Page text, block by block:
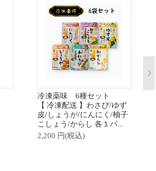
冷凍薬味 6種セット
【 冷凍配送 】わさび/ゆず
皮/しょうが/にんにく/柚子
こしょう/からし 各１パ...
2,200 円(税込)